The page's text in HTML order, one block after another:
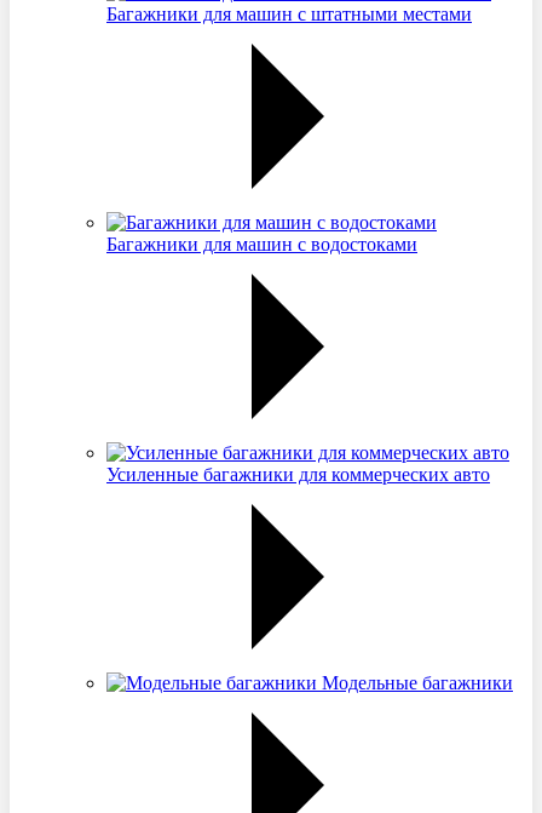
Багажники для машин с штатными местами
Багажники для машин с водостоками
Усиленные багажники для коммерческих авто
Модельные багажники